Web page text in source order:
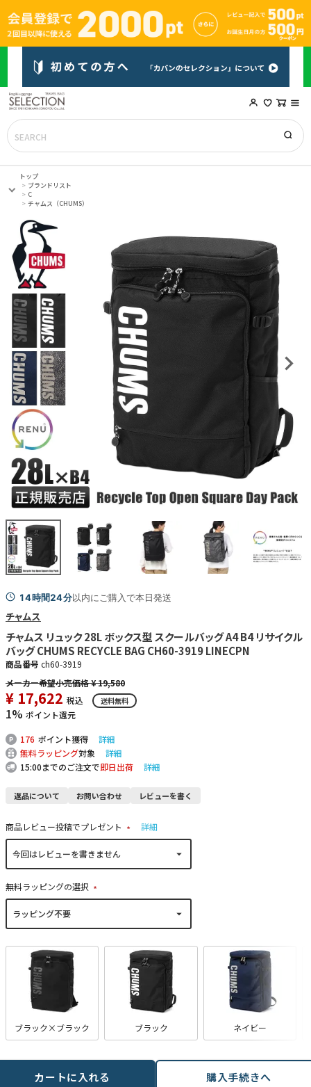
トップ
ブランドリスト
C
チャムス（CHUMS）
14時間24分以内にご購入で本日発送
チャムス
チャムス リュック 28L ボックス型 スクールバッグ A4 B4 リサイクル
バッグ CHUMS RECYCLE BAG CH60-3919 LINECPN
商品番号 ch60-3919
¥19,580
¥ 17,622 税込 送料無料
1% ポイント還元
176 ポイント獲得
詳細
無料ラッピング対象
詳細
15:00までのご注文で即日出荷 詳細
返品について お問い合わせ レビューを書く
商品レビュー投稿でプレゼント
(
詳細
無料ラッピングの選択
(
ブラック×ブラック ブラック ネイビー
カートに入れる 購入手続きへ